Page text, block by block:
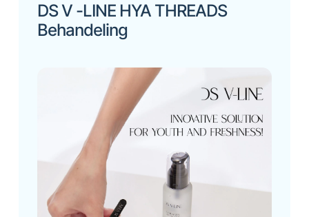
DS V -LINE HYA THREADS
Behandeling